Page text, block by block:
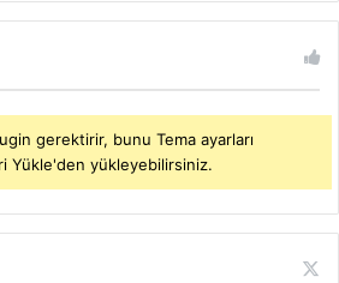
gerektirir, bunu Tema ayarları
Yükle'den yükleyebilirsiniz.